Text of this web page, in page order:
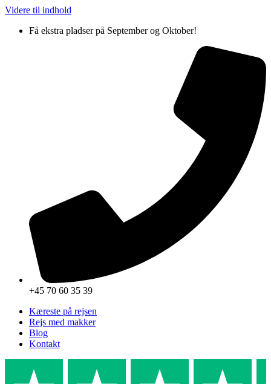
Videre til indhold
Få ekstra pladser på September og Oktober!
+45 70 60 35 39
Kæreste på rejsen
Rejs med makker
Blog
Kontakt